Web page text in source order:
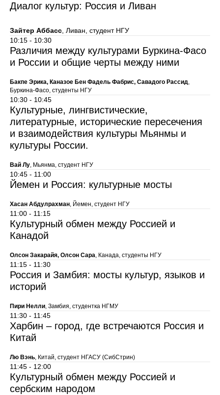
Диалог культур: Россия и Ливан
Зайтер Аббасс , Ливан, студент НГУ
10:15 - 10:30
Различия между культурами Буркина-Фасо
и России и общие черты между ними
Бакпе Эрика, Каназое Бен Фадель Фабрис, Савадого Рассид,
Буркина-Фасо, студенты НГУ
10:30 - 10:45
Культурные, лингвистические,
литературные, исторические пересечения
и взаимодействия культуры Мьянмы и
культуры России.
Вай Лу, Мьянма, студент НГУ
10:45 - 11:00
Йемен и Россия: культурные мосты
Хасан Абдулрахман, Йемен, студент НГУ
11:00 - 11:15
Культурный обмен между Россией и
Канадой
Олсон Закарайя, Олсон Сара, Канада, студенты НГУ
11:15 - 11:30
Россия и Замбия: мосты культур, языков и
историй
Пири Нелли, Замбия, студентка НГМУ
11:30 - 11:45
Харбин – город, где встречаются Россия и
Китай
Лю Вэнь, Китай, студент НГАСУ (СибСтрин)
11:45 - 12:00
Культурный обмен между Россией и
сербским народом